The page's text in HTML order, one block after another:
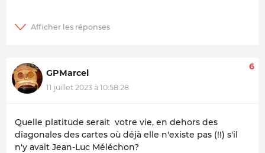
GPMarcel
11 juillet 2023 à 10:58:28
6
Quelle platitude serait votre vie, en dehors des
diagonales des cartes où déjà elle n'existe pas (!!) s'il
n'y avait Jean-Luc Méléchon?